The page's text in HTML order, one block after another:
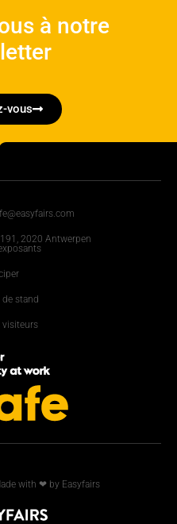
à notre
vous
2020 Antwerpen
stand
visiteurs
with ❤ by Easyfairs